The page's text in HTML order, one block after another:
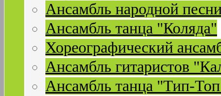
Ансамбль народной
Ансамбль танца "Коляда"
Хореографический
Ансамбль гитаристов
Ансамбль танца "Тип-